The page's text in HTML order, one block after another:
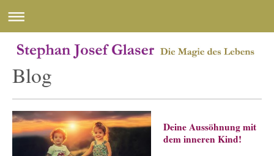
Blog
Deine Aussöhnung mit
dem inneren Kind!